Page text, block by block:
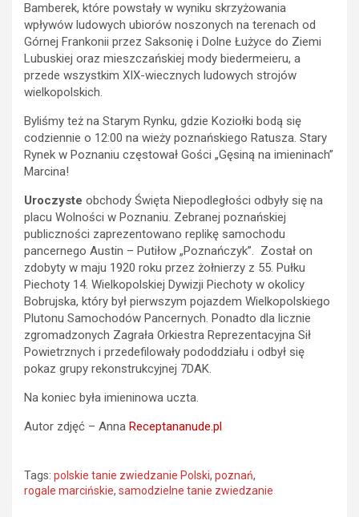
Bamberek, które powstały w wyniku skrzyżowania
wpływów ludowych ubiorów noszonych na terenach od
Górnej Frankonii przez Saksonię i Dolne Łużyce do Ziemi
Lubuskiej oraz mieszczańskiej mody biedermeieru, a
przede wszystkim XIX-wiecznych ludowych strojów
wielkopolskich.
Byliśmy też na Starym Rynku, gdzie Koziołki bodą się
codziennie o 12:00 na wieży poznańskiego Ratusza. Stary
Rynek w Poznaniu częstował Gości „Gęsiną na imieninach”
Marcina!
Uroczyste obchody Święta Niepodległości odbyły się na
placu Wolności w Poznaniu. Zebranej poznańskiej
publiczności zaprezentowano replikę samochodu
pancernego Austin – Putiłow „Poznańczyk”. Został on
zdobyty w maju 1920 roku przez żołnierzy z 55. Pułku
Piechoty 14. Wielkopolskiej Dywizji Piechoty w okolicy
Bobrujska, który był pierwszym pojazdem Wielkopolskiego
Plutonu Samochodów Pancernych. Ponadto dla licznie
zgromadzonych Zagrała Orkiestra Reprezentacyjna Sił
Powietrznych i przedefilowały pododdziału i odbył się
pokaz grupy rekonstrukcyjnej 7DAK.
Na koniec była imieninowa uczta.
Autor zdjęć – Anna Receptananude.pl
Tags: polskie tanie zwiedzanie Polski, poznań,
rogale marcińskie, samodzielne tanie zwiedzanie